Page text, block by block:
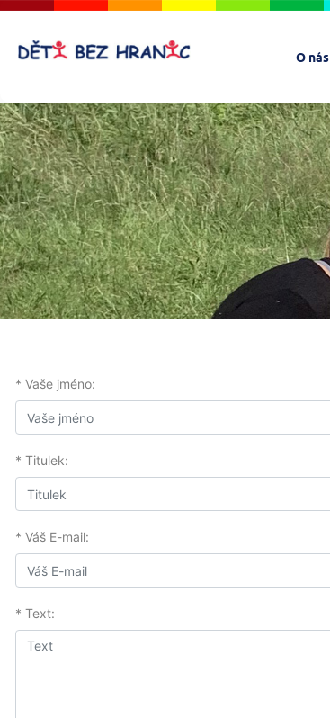
O nás
* Vaše jméno:
* Titulek:
* Váš E-mail:
* Text: